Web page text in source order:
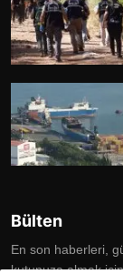
Bülten
En son haberleri,
kutunuza almak